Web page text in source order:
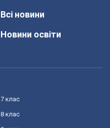
Всі новини
Новини освіти
7 клас
8 клас